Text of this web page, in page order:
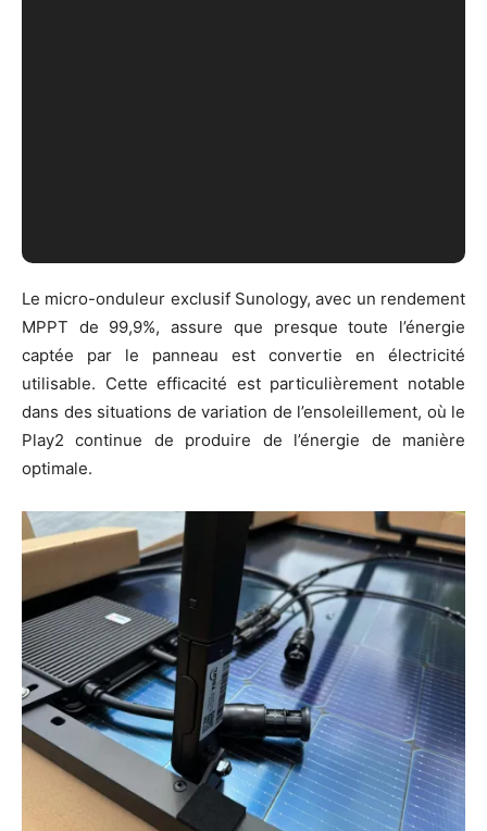
Le micro-onduleur exclusif Sunology, avec un rendement
MPPT de 99,9%, assure que presque toute l’énergie
captée par le panneau est convertie en électricité
utilisable. Cette efficacité est particulièrement notable
dans des situations de variation de l’ensoleillement, où le
Play2 continue de produire de l’énergie de manière
optimale.